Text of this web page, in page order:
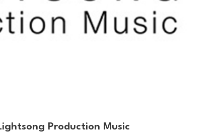
Production Music